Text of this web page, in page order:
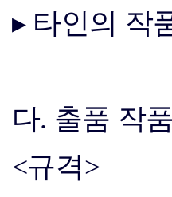
▸ 타인의 작
다. 출품 작
<규격>